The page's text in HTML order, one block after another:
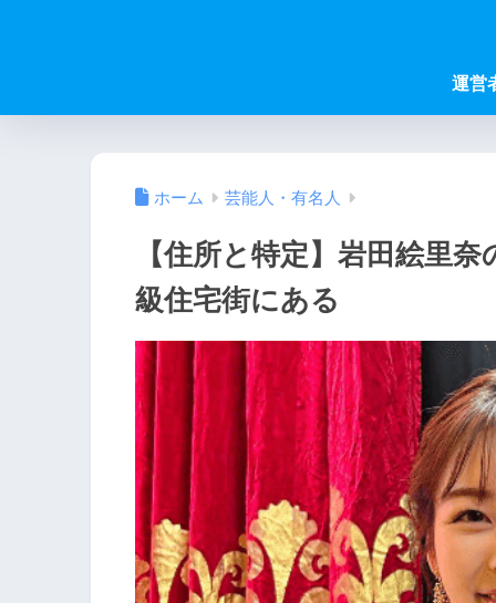
運営
ホーム 芸能人・有名人
【住所と特定】岩田絵里
級住宅街にある